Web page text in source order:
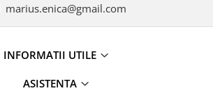
marius.enica@gmail.com
INFORMATII UTILE
ASISTENTA